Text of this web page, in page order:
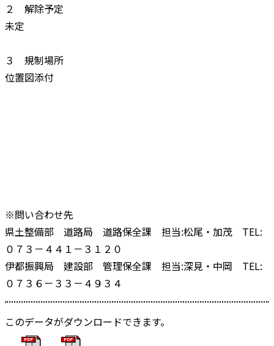
２ 解除予定
未定
３ 規制場所
位置図添付
※問い合わせ先
県土整備部 道路局 道路保全課 担当:松尾・加茂 TEL:
０７３－４４１－３１２０
伊都振興局 建設部 管理保全課 担当:深見・中岡 TEL:
０７３６－３３－４９３４
このデータがダウンロードできます。